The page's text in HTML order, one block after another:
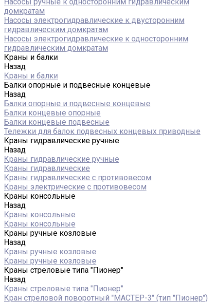
домкратам
Насосы электрогидравлические к двусторонним
гидравлическим домкратам
Насосы электрогидравлические к односторонним
гидравлическим домкратам
Краны и балки
Назад
Краны и балки
Балки опорные и подвесные концевые
Назад
Балки опорные и подвесные концевые
Балки концевые опорные
Балки концевые подвесные
Тележки для балок подвесных концевых приводные
Краны гидравлические ручные
Назад
Краны гидравлические ручные
Краны гидравлические
Краны гидравлические с противовесом
Краны электрические с противовесом
Краны консольные
Назад
Краны консольные
Краны консольные
Краны ручные козловые
Назад
Краны ручные козловые
Краны ручные козловые
Краны стреловые типа "Пионер"
Назад
Краны стреловые типа "Пионер"
Кран стреловой поворотный "МАСТЕР-3" (тип "Пионер")